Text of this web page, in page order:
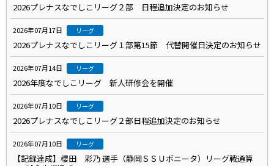
2026プレナスなでしこリーグ２部 日程追加決定のお知らせ
2026年07月17日 リーグ
2026プレナスなでしこリーグ１部第15節 代替開催日決定のお知らせ
2026年07月14日 リーグ
2026年度なでしこリーグ 新人研修会を開催
2026年07月10日 リーグ
2026プレナスなでしこリーグ２部日程追加決定のお知らせ
2026年07月10日 リーグ
【記録達成】櫻田 彩乃 選手（静岡ＳＳＵボニータ）リーグ戦通算